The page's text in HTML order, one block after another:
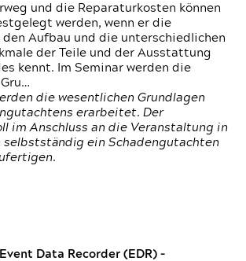
und die Reparaturkosten können
werden, wenn er die
den Aufbau und die unterschiedlichen
der Teile und der Ausstattung
kennt. Im Seminar werden die
die wesentlichen Grundlagen
erarbeitet. Der
im Anschluss an die Veranstaltung in
selbstständig ein Schadengutachten
Data Recorder (EDR) –